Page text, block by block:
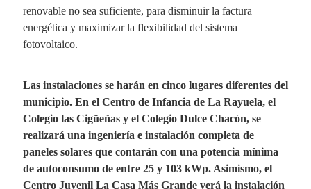
renovable no sea suficiente, para disminuir la factura
energética y maximizar la flexibilidad del sistema
fotovoltaico.
Las instalaciones se harán en cinco lugares diferentes del
municipio. En el Centro de Infancia de La Rayuela, el
Colegio las Cigüeñas y el Colegio Dulce Chacón, se
realizará una ingeniería e instalación completa de
paneles solares que contarán con una potencia mínima
de autoconsumo de entre 25 y 103 kWp. Asimismo, el
Centro Juvenil La Casa Más Grande verá la instalación